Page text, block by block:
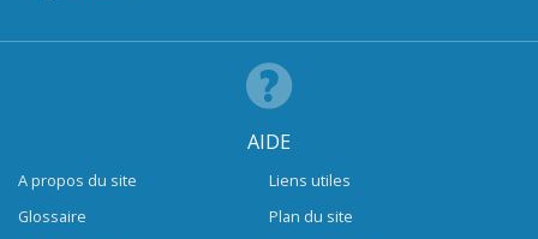
AIDE
A propos du site
Glossaire
Liens utiles
Plan du site